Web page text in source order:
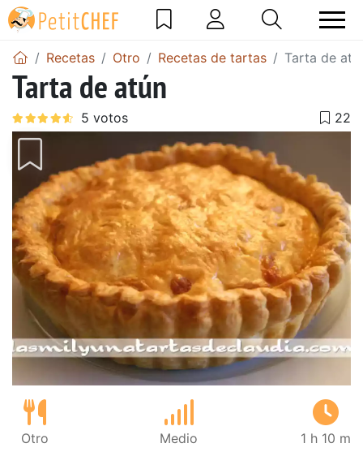
Recetas Otro Recetas de tartas Tarta de
Tarta de atún
Otro Medio 1 h 10 m